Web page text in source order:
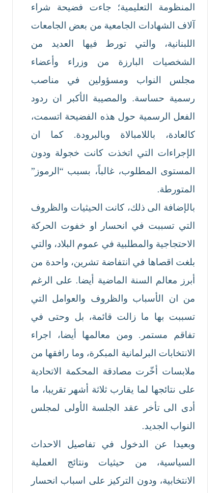
المنظومة التعليمية؛ جاءت فضيحة شراء
آلاف الشهادات الجامعية من بعض الجامعات
اللبنانية، والتي تورط فيها العديد من
الشخصيات البارزة من وزراء وأعضاء
مجلس النواب ومسؤولين في مناصب
رسمية حساسة. والمصيبة الأكبر ان ردود
الفعل الرسمية حول هذه الفضيحة اتسمت،
كالعادة، باللامبالاة وبالبرودة. كما ان
الإجراءات التي اتخذت كانت خجولة ودون
المستوى المطلوب، غالباً، بسبب “الرموز”
المتورطة.
بالإضافة الى ذلك، كانت الحيثيات والظروف
التي تسببت في انحسار او خفوت الحركة
الاحتجاجية والمطلبية في عموم البلاد، والتي
بلغت اقصاها في انتفاضة تشرين، واحدة من
أبرز معالم السنة الماضية أيضا. على الرغم
من ان الأسباب والظروف والعوامل التي
تسببت بها ما زالت قائمة، بل وحتى في
تفاقم مستمر. ومن معالمها أيضا، اجراء
الانتخابات البرلمانية المبكرة، وما رافقها من
ملابسات أخّرت مصادقة المحكمة الاتحادية
على نتائجها لما يقارب ثلاثة أشهر تقريبا، ما
أدى الى تأخر عقد الجلسة الأولى لمجلس
النواب الجديد.
وبعيدا عن الدخول في تفاصيل الاحداث
السياسية، من حيثيات ونتائج العملية
الانتخابية، ودون التركيز على اسباب انحسار